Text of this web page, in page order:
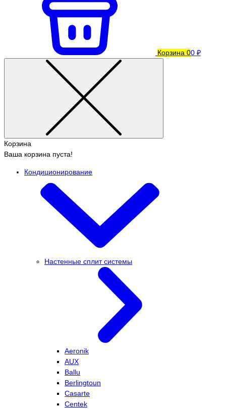
Корзина 00 ₽
Корзина
Ваша корзина пуста!
Кондиционирование
Настенные сплит системы
Aeronik
AUX
Ballu
Berlingtoun
Casarte
Centek